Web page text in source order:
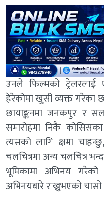
उनले फिल्मको
हेरेकोमा खुसी व्यक्त गरेका
छायाङ्कनमा जनकपुर र
समारोहमा निकै
त्यसको लागि क्षमा
चलचित्रमा अन्य चलचित्र
भूमिकामा अभिनय
अभिनयबारे राख्नुभएको